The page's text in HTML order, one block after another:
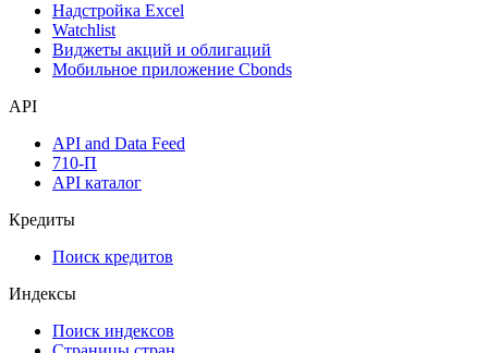
Надстройка Excel
Watchlist
Виджеты акций и облигаций
Мобильное приложение Cbonds
API
API and Data Feed
710-П
API каталог
Кредиты
Поиск кредитов
Индексы
Поиск индексов